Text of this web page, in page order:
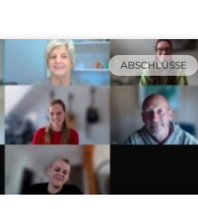
ABSCHLÜSSE